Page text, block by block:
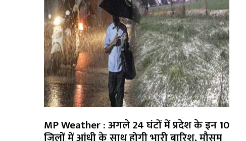
MP Weather : अगले 24 घंटों में प्रदेश के इन 10